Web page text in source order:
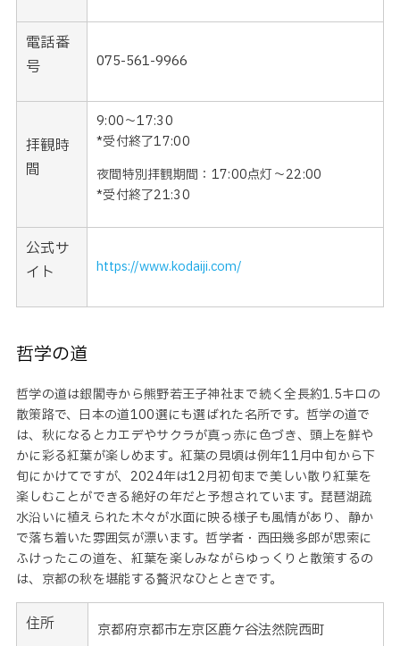
電話番
号
075-561-9966
拝観時
間
9:00〜17:30
*受付終了17:00
夜間特別拝観期間：17:00点灯〜22:00
*受付終了21:30
公式サ
イト
https://www.kodaiji.com/
哲学の道
哲学の道は銀閣寺から熊野若王子神社まで続く全長約1.5キロの
散策路で、日本の道100選にも選ばれた名所です。哲学の道で
は、秋になるとカエデやサクラが真っ赤に色づき、頭上を鮮や
かに彩る紅葉が楽しめます。紅葉の見頃は例年11月中旬から下
旬にかけてですが、2024年は12月初旬まで美しい散り紅葉を
楽しむことができる絶好の年だと予想されています。琵琶湖疏
水沿いに植えられた木々が水面に映る様子も風情があり、静か
で落ち着いた雰囲気が漂います。哲学者・西田幾多郎が思索に
ふけったこの道を、紅葉を楽しみながらゆっくりと散策するの
は、京都の秋を堪能する贅沢なひとときです。
住所 京都府京都市左京区鹿ケ谷法然院西町